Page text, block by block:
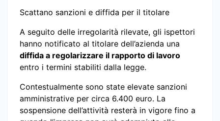
Scattano sanzioni e diffida per il titolare
A seguito delle irregolarità rilevate, gli ispettori
hanno notificato al titolare dell’azienda una
diffida a regolarizzare il rapporto di lavoro
entro i termini stabiliti dalla legge.
Contestualmente sono state elevate sanzioni
amministrative per circa 6.400 euro. La
sospensione dell’attività resterà in vigore fino a